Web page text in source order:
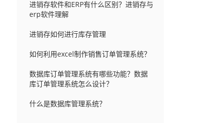
进销存软件和ERP有什么区别？进销存与
erp软件理解
进销存如何进行库存管理
如何利用excel制作销售订单管理系统？
数据库订单管理系统有哪些功能？数据
库订单管理系统怎么设计？
什么是数据库管理系统？